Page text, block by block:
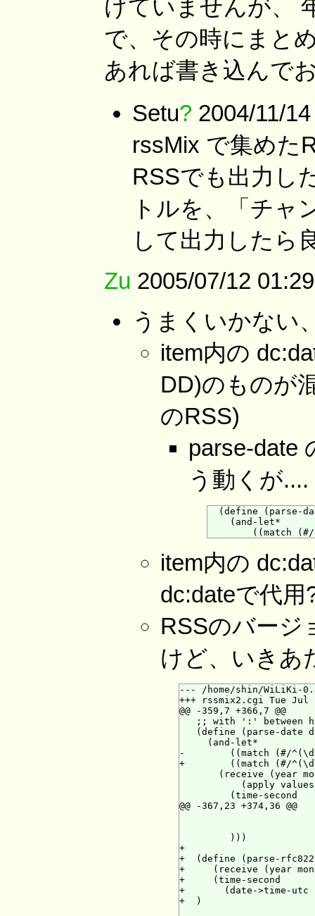
けていませんが、
で、その時にまと
あれば書き込んで
Setu? 2004/11/
rssMix で集めた
RSSでも出力し
トルを、「チャ
して出力したら
Zu 2005/07/12
うまくいかない
item内の
DD)のものが
のRSS)
parse-date
う動くが....
(define (parse-
    (and-let*
item内の
dc:dateで代用
RSSのバージ
けど、いきあ
--- /home/shin/WiLiKi-
+++ rssmix2.cgi Tue Jul
@@ -359,7 +366,7 @@
;; with ':' between
(define (parse-date
     (and-let*
-        ((match (#/
+        ((match (#/
(receive (year
(apply
         (time-second
@@ -367,23 +374,36 @@
         )))
+
+  (define (parse-
+     (receive (year
+     (time-second
+       (date->time-utc
+  )